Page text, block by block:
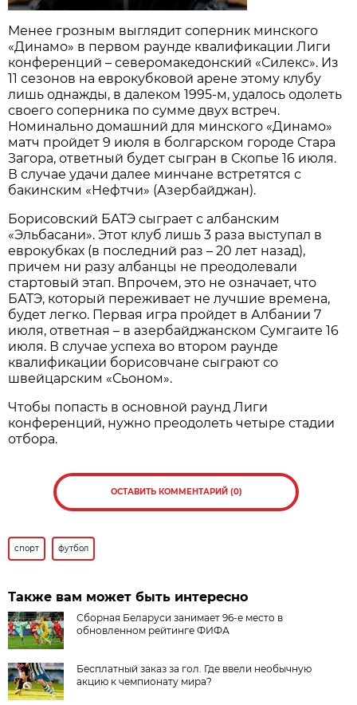
Менее грозным выглядит соперник минского
«Динамо» в первом раунде квалификации Лиги
конференций – северомакедонский «Силекс». Из
11 сезонов на еврокубковой арене этому клубу
лишь однажды, в далеком 1995-м, удалось одолеть
своего соперника по сумме двух встреч.
Номинально домашний для минского «Динамо»
матч пройдет 9 июля в болгарском городе Стара
Загора, ответный будет сыгран в Скопье 16 июля.
В случае удачи далее минчане встретятся с
бакинским «Нефтчи» (Азербайджан).
Борисовский БАТЭ сыграет с албанским
«Эльбасани». Этот клуб лишь 3 раза выступал в
еврокубках (в последний раз – 20 лет назад),
причем ни разу албанцы не преодолевали
стартовый этап. Впрочем, это не означает, что
БАТЭ, который переживает не лучшие времена,
будет легко. Первая игра пройдет в Албании 7
июля, ответная – в азербайджанском Сумгаите 16
июля. В случае успеха во втором раунде
квалификации борисовчане сыграют со
швейцарским «Сьоном».
Чтобы попасть в основной раунд Лиги
конференций, нужно преодолеть четыре стадии
отбора.
ОСТАВИТЬ КОММЕНТАРИЙ (0)
спорт футбол
Также вам может быть интересно
Сборная Беларуси занимает 96-е место в
обновленном рейтинге ФИФА
Бесплатный заказ за гол. Где ввели необычную
акцию к чемпионату мира?